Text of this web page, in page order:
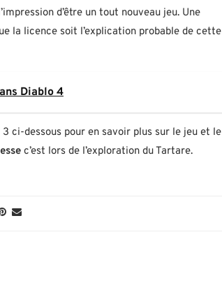
d’être un tout nouveau jeu. Une
la licence soit l’explication probable de cette
Diablo 4
ci-dessous pour en savoir plus sur le jeu et le
c’est lors de l’exploration du Tartare.